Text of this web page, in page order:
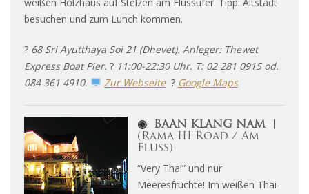
besuchen und zum Lunch kommen.
? 68 Sri Ayutthaya Soi 21 (Dhevet). Anleger: Thewet
Express Boat Pier. ? 11:00-22:30 Uhr. T: 02 281 0915 od.
084 361 4910.
Zur Webseite ? Google Maps
◉
BAAN KLANG NAM ︱
(Rama III Road / Am
Fluss)
“Very Thai” und nur
Meeresfrüchte! Im weißen Thai-